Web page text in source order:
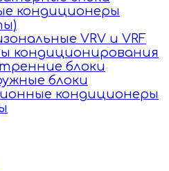
кондиционеры
VRV и VRF
кондиционирования
блоки
блоки
кондиционеры